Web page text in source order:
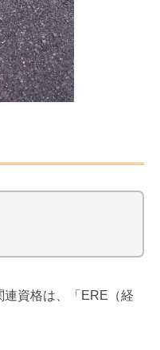
連資格は、「ERE（経